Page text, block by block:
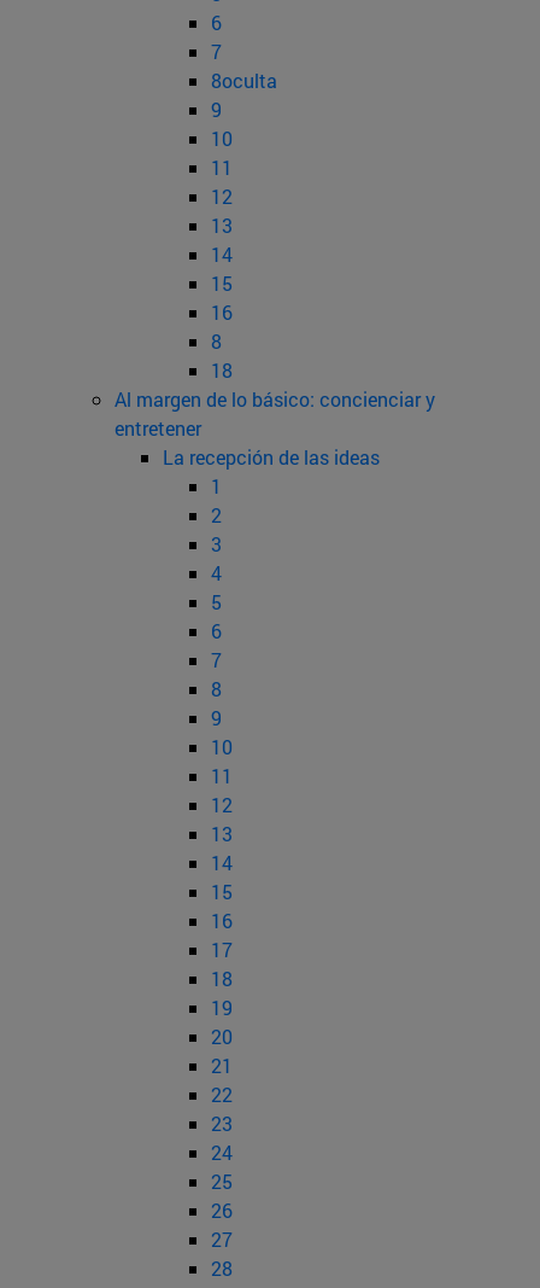
6
7
8oculta
9
10
11
12
13
14
15
16
8
18
Al margen de lo básico: concienciar y
entretener
La recepción de las ideas
1
2
3
4
5
6
7
8
9
10
11
12
13
14
15
16
17
18
19
20
21
22
23
24
25
26
27
28